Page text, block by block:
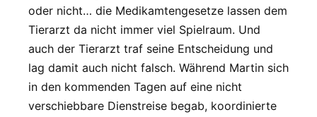
oder nicht… die Medikamtengesetze lassen dem
Tierarzt da nicht immer viel Spielraum. Und
auch der Tierarzt traf seine Entscheidung und
lag damit auch nicht falsch. Während Martin sich
in den kommenden Tagen auf eine nicht
verschiebbare Dienstreise begab, koordinierte